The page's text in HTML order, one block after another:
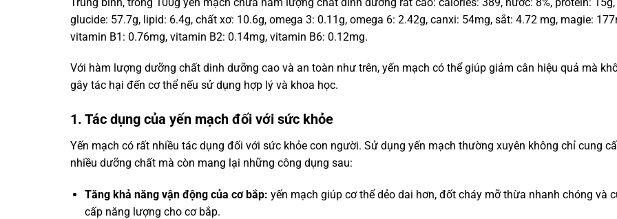
glucide: 57.7g, lipid: 6.4g, chất xơ: 10.6g, omega 3: 0.11g, omega 6: 2.42g, canxi: 54mg, sắt: 4.72 mg, magie:
vitamin B1: 0.76mg, vitamin B2: 0.14mg, vitamin B6: 0.12mg.
Với hàm lượng dưỡng chất dinh dưỡng cao và an toàn như trên, yến mạch có thể giúp giảm cân hiệu quả mà
gây tác hại đến cơ thể nếu sử dụng hợp lý và khoa học.
1. Tác dụng của yến mạch đối với sức khỏe
Yến mạch có rất nhiều tác dụng đối với sức khỏe con người. Sử dụng yến mạch thường xuyên không chỉ cung
nhiều dưỡng chất mà còn mang lại những công dụng sau:
Tăng khả năng vận động của cơ bắp: yến mạch giúp cơ thể dẻo dai hơn, đốt cháy mỡ thừa nhanh chóng và
cấp năng lượng cho cơ bắp.